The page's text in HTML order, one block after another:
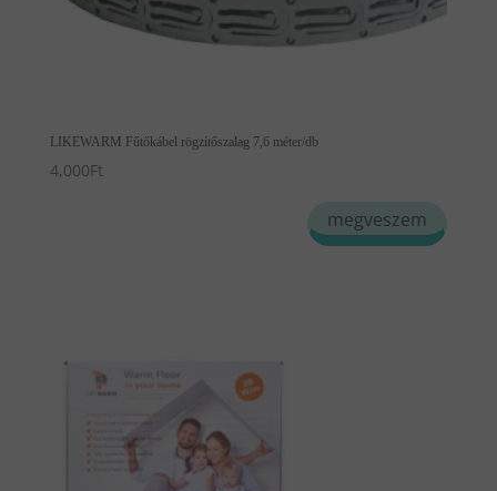
LIKEWARM Fűtőkábel rögzítőszalag 7,6 méter/db
4,000Ft
megveszem